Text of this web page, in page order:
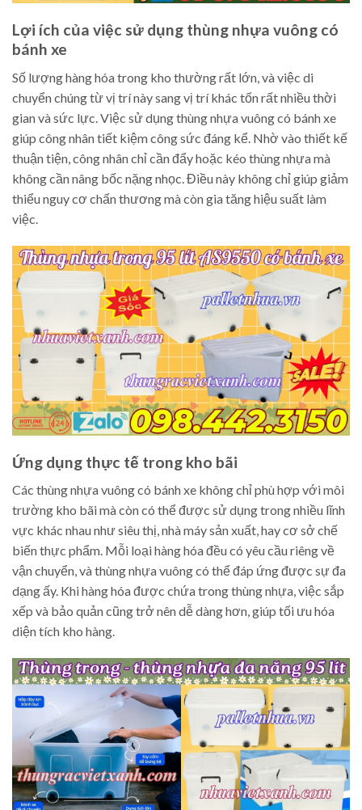
Lợi ích của việc sử dụng thùng nhựa vuông có
bánh xe
Số lượng hàng hóa trong kho thường rất lớn, và việc di
chuyển chúng từ vị trí này sang vị trí khác tốn rất nhiều thời
gian và sức lực. Việc sử dụng thùng nhựa vuông có bánh xe
giúp công nhân tiết kiệm công sức đáng kể. Nhờ vào thiết kế
thuận tiện, công nhân chỉ cần đẩy hoặc kéo thùng nhựa mà
không cần nâng bốc nặng nhọc. Điều này không chỉ giúp giảm
thiểu nguy cơ chấn thương mà còn gia tăng hiệu suất làm
việc.
Ứng dụng thực tế trong kho bãi
Các thùng nhựa vuông có bánh xe không chỉ phù hợp với môi
trường kho bãi mà còn có thể được sử dụng trong nhiều lĩnh
vực khác nhau như siêu thị, nhà máy sản xuất, hay cơ sở chế
biến thực phẩm. Mỗi loại hàng hóa đều có yêu cầu riêng về
vận chuyển, và thùng nhựa vuông có thể đáp ứng được sự đa
dạng ấy. Khi hàng hóa được chứa trong thùng nhựa, việc sắp
xếp và bảo quản cũng trở nên dễ dàng hơn, giúp tối ưu hóa
diện tích kho hàng.